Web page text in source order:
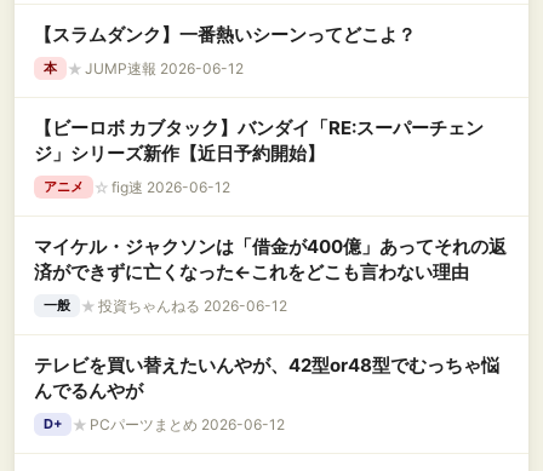
【スラムダンク】一番熱いシーンってどこよ？
本 ★ JUMP速報 2026-06-12
【ビーロボ カブタック】バンダイ「RE:スーパーチェン
ジ」シリーズ新作【近日予約開始】
アニメ ☆ fig速 2026-06-12
マイケル・ジャクソンは「借金が400億」あってそれの返
済ができずに亡くなった←これをどこも言わない理由
一般 ★ 投資ちゃんねる 2026-06-12
テレビを買い替えたいんやが、42型or48型でむっちゃ悩
んでるんやが
D+ ★ PCパーツまとめ 2026-06-12